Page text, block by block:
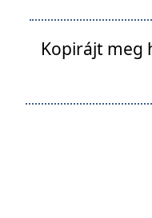
Kopirájt meg